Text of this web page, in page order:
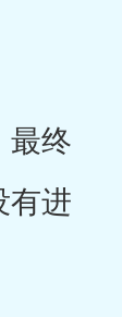
终
有进